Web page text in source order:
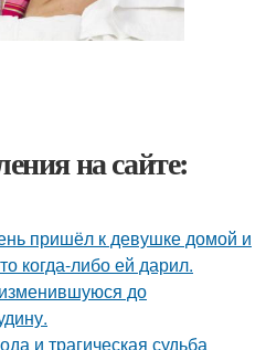
на сайте:
пришёл к девушке домой и
когда-либо ей дарил.
до
и трагическая судьба